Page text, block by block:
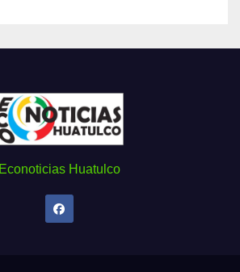
Econoticias Huatulco